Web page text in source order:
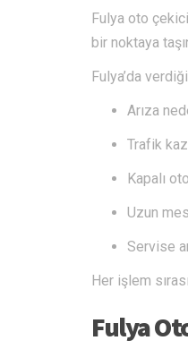
Fulya oto
bir noktaya
Fulya’da
Arıza
Trafik
Kapalı
Uzun
Servise
Her işlem
Fulya